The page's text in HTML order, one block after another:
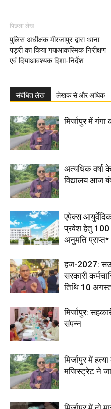
पिछला लेख
पुलिस अधीक्षक मीरजापुर द्वारा थाना
पड़री का किया गयाआकस्मिक निरीक्षण
एवं दियाआवश्यक दिशा-निर्देश
संबंधित लेख लेखक से और अधिक
मिर्जापुर में
अत्यधिक
विद्यालय आज
एपेक्स
प्रवेश हेतु 100
अनुमति प्राप्त*
हज-2027:
सरकारी
तिथि 10
मिर्जापुर:
संपन्न
मिर्जापुर में
मजिस्ट्रेट ने